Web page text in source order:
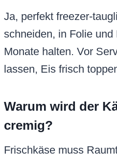
Ja, perfekt freezer-
schneiden, in Folie
Monate halten. Vor
lassen, Eis frisch
Warum wird der
cremig?
Frischkäse muss